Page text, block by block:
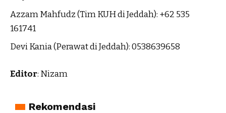
Azzam Mahfudz (Tim KUH di Jeddah): +62 535
161741
Devi Kania (Perawat di Jeddah): 0538639658
Editor: Nizam
Rekomendasi